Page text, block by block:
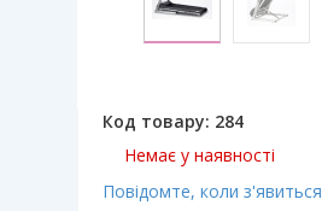
Код товару: 284
Немає у наявності
Повідомте, коли з'явиться